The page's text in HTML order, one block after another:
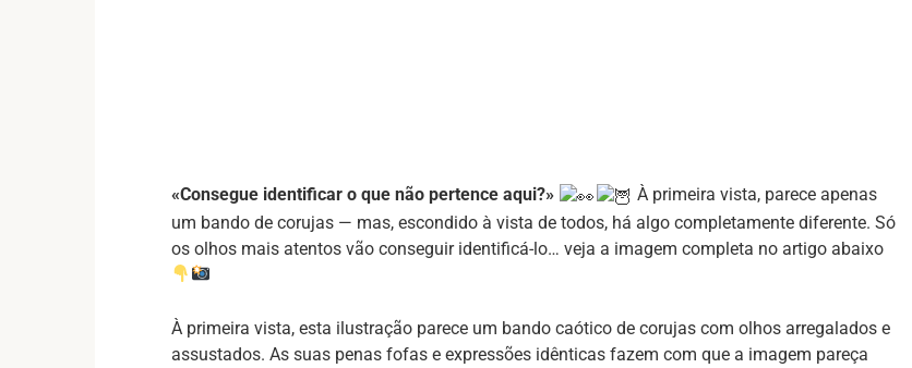
«Consegue identificar o que não pertence aqui?»
À primeira vista, parece apenas
um bando de corujas — mas, escondido à vista de todos, há algo completamente diferente. Só
os olhos mais atentos vão conseguir identificá-lo… veja a imagem completa no artigo abaixo
À primeira vista, esta ilustração parece um bando caótico de corujas com olhos arregalados e
assustados. As suas penas fofas e expressões idênticas fazem com que a imagem pareça